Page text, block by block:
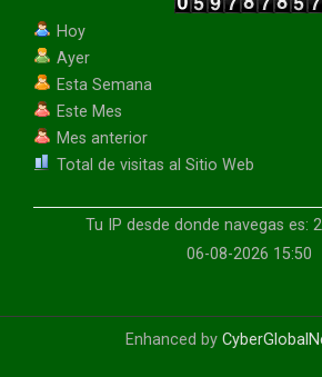
Hoy
Ayer
Esta Semana
Este Mes
Mes anterior
Total de visitas al Sitio Web
Tu IP desde donde navegas es:
06-08-2026 15:50
Enhanced by